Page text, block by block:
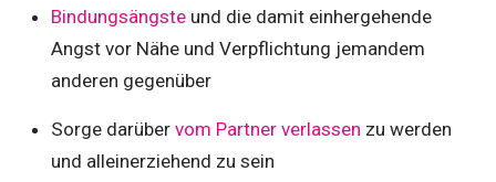
Bindungsängsteund die damit einhergehende
Angst vor Nähe und Verpflichtung jemandem
anderen gegenüber
Sorge darüber vom Partner verlassen zu werden
und alleinerziehend zu sein